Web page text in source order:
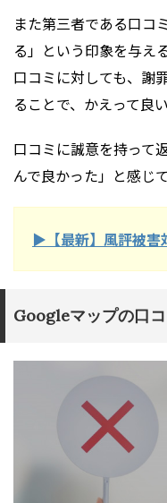
また第三者である口コ
る」という印象を与え
口コミに対しても、謝
ることで、かえって良
口コミに誠意を持って
んで良かった」と感じ
▶︎【最新】風評被害
Googleマップの口